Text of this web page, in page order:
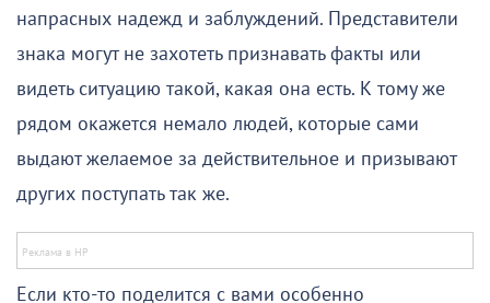
напрасных надежд и заблуждений. Представители
знака могут не захотеть признавать факты или
видеть ситуацию такой, какая она есть. К тому же
рядом окажется немало людей, которые сами
выдают желаемое за действительное и призывают
других поступать так же.
Если кто-то поделится с вами особенно